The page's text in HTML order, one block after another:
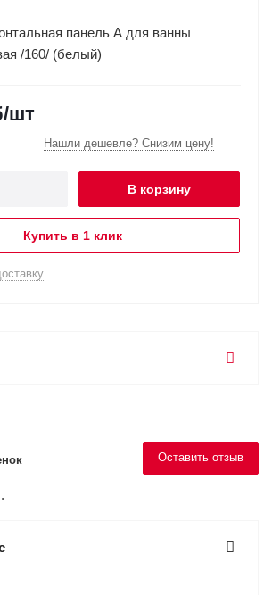
панель A для ванны
/160/ (белый)
/шт
Нашли дешевле? Снизим цену!
В корзину
Купить в 1 клик
Оставить отзыв